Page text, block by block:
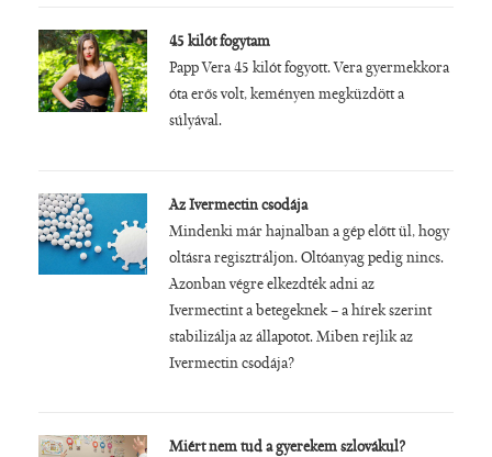
45 kilót fogytam
Papp Vera 45 kilót fogyott. Vera gyermekkora
óta erős volt, keményen megküzdött a
súlyával.
Az Ivermectin csodája
Mindenki már hajnalban a gép előtt ül, hogy
oltásra regisztráljon. Oltóanyag pedig nincs.
Azonban végre elkezdték adni az
Ivermectint a betegeknek – a hírek szerint
stabilizálja az állapotot. Miben rejlik az
Ivermectin csodája?
Miért nem tud a gyerekem szlovákul?